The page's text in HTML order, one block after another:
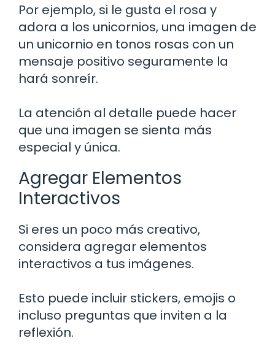
Por ejemplo, si le gusta el rosa y
adora a los unicornios, una imagen de
un unicornio en tonos rosas con un
mensaje positivo seguramente la
hará sonreír.
La atención al detalle puede hacer
que una imagen se sienta más
especial y única.
Agregar Elementos
Interactivos
Si eres un poco más creativo,
considera agregar elementos
interactivos a tus imágenes.
Esto puede incluir stickers, emojis o
incluso preguntas que inviten a la
reflexión.